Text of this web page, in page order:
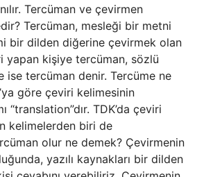
Tercüman ve çevirmen
Tercüman, mesleği bir metni
bir dilden diğerine çevirmek olan
yapan kişiye tercüman, sözlü
ise tercüman denir. Tercüme ne
göre çeviri kelimesinin
“translation”dır. TDK’da çeviri
kelimelerden biri de
olur ne demek? Çevirmenin
yazılı kaynakları bir dilden